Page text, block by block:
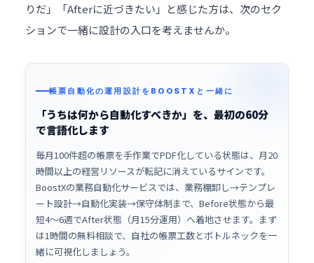
りだ」「Afterに近づきたい」と感じた方は、次のセク
ションで一緒に設計の入口を考えませんか。
帳票自動化の運用設計をBOOSTXと一緒に
「うちは何から自動化すべきか」を、最初の60分
で言語化します
毎月100件超の帳票を手作業でPDF化している状態は、月20
時間以上の経営リソースが転記に消えているサインです。
BoostXの業務自動化サービスでは、業務棚卸し→テンプレ
ート設計→自動化実装→保守体制まで、Before状態から最
短4〜6週でAfter状態（月15分運用）へ着地させます。まず
は1時間の無料相談で、自社の帳票工数とボトルネックを一
緒に可視化しましょう。